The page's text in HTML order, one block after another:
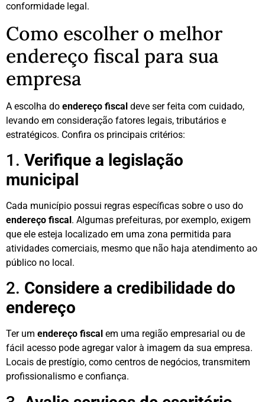
conformidade legal.
Como escolher o melhor
endereço fiscal para sua
empresa
A escolha do endereço fiscal deve ser feita com cuidado,
levando em consideração fatores legais, tributários e
estratégicos. Confira os principais critérios:
1. Verifique a legislação
municipal
Cada município possui regras específicas sobre o uso do
endereço fiscal. Algumas prefeituras, por exemplo, exigem
que ele esteja localizado em uma zona permitida para
atividades comerciais, mesmo que não haja atendimento ao
público no local.
2. Considere a credibilidade do
endereço
Ter um endereço fiscal em uma região empresarial ou de
fácil acesso pode agregar valor à imagem da sua empresa.
Locais de prestígio, como centros de negócios, transmitem
profissionalismo e confiança.